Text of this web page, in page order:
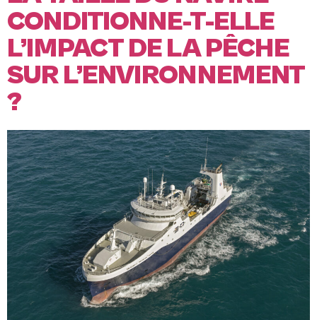
CONDITIONNE-T-ELLE
L’IMPACT DE LA PÊCHE
SUR L’ENVIRONNEMENT
?